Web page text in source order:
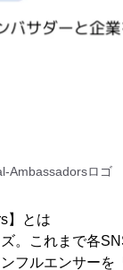
Ambassadorsロゴ
】とは
。これまで各
フルエンサーを